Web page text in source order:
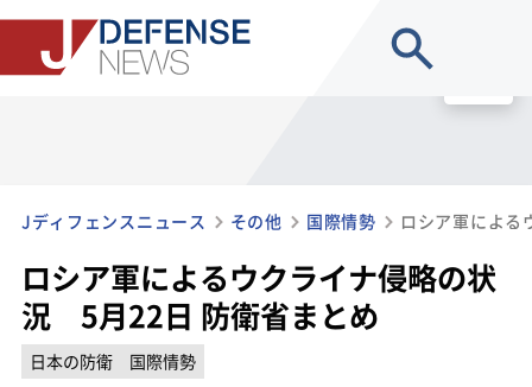
Jディフェンスニュース その他 国際情勢
ロシア軍によるウクライナ侵略の状
況 5月22日 防衛省まとめ
日本の防衛
国際情勢